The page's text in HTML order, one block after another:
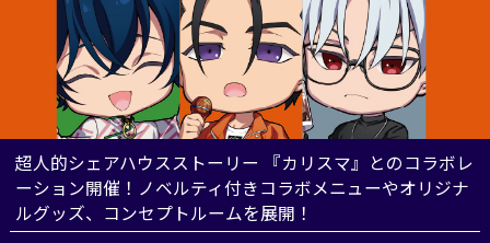
超人的シェアハウスストーリー 『カリスマ』とのコラボレ
ーション開催！ ノベルティ付きコラボメニューやオリジナ
ルグッズ、コンセプトルームを展開！